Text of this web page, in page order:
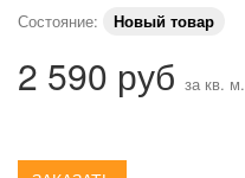
Состояние: Новый товар
2 590 руб за кв. м.